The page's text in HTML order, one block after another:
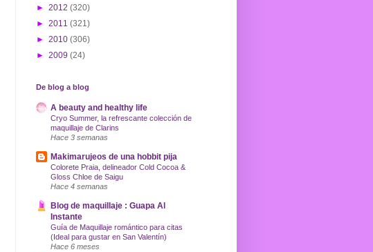
► 2012 (320)
► 2011 (321)
► 2010 (306)
► 2009 (24)
De blog a blog
A beauty and healthy life
Cryo Summer, la refrescante colección de
maquillaje de Clarins
Hace 3 semanas
Makimarujeos de una hobbit pija
Colorete Praia, delineador Cold Cocoa &
Gloss Chloe de Saigu
Hace 4 semanas
Blog de maquillaje : Guapa Al
Instante
Guía de Maquillaje romántico para citas
(Ideal para gustar en San Valentín)
Hace 6 meses